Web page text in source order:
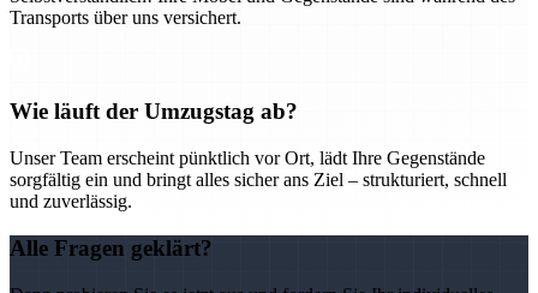
Transports über uns versichert.
Wie läuft der Umzugstag ab?
Unser Team erscheint pünktlich vor Ort, lädt Ihre Gegenstände
sorgfältig ein und bringt alles sicher ans Ziel – strukturiert, schnell
und zuverlässig.
Alle Fragen geklärt?